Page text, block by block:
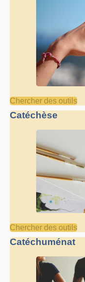
Chercher des outils
Catéchèse
Chercher des outils
Catéchuménat